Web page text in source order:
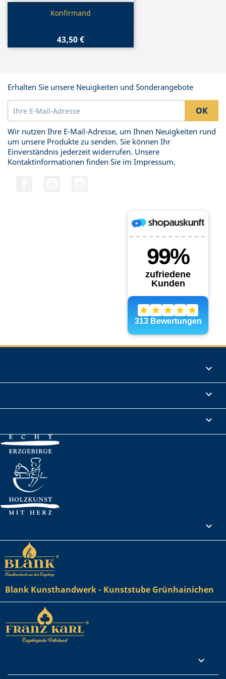
Vorschau
Konfirmand
43,50 €
Erhalten Sie unsere Neuigkeiten und Sonderangebote
Wir nutzen Ihre E-Mail-Adresse, um Ihnen Neuigkeiten rund
um unsere Produkte zu senden. Sie können Ihr
Einverständnis jederzeit widerrufen. Unsere
Kontaktinformationen finden Sie im Impressum.




Blank Kunsthandwerk - Kunststube Grünhainichen
